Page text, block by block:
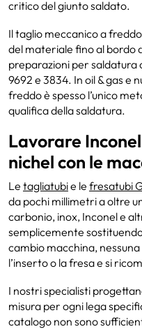
critico del giunto saldato.
Il taglio meccanico a
del materiale fino al bordo
preparazioni per saldatura
9692 e 3834. In oil & gas e
freddo è spesso l’unico
qualifica della saldatura.
Lavorare
nichel con le
Le tagliatubie le fresatubi
da pochi millimetri a oltre
carbonio, inox, Inconel e
semplicemente
cambio macchina,
l’inserto o la fresa e si
I nostri specialisti
misura per ogni lega
catalogo non sono